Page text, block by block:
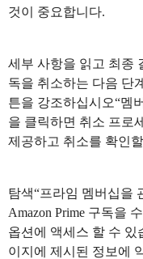
것이 중요합니다.
세부 사항을 읽고 최종
독을 취소하는 다음 단
튼을 강조하십시오“멤
을 클릭하면 취소 프로
제공하고 취소를 확인
탐색“프라임 멤버십을
Amazon Prime 구독을
옵션에 액세스 할 수 있
이지에 제시된 정보에